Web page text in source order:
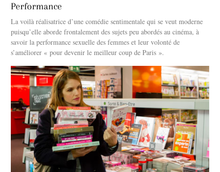
Performance
La voilà réalisatrice d’une comédie sentimentale qui se veut moderne
puisqu’elle aborde frontalement des sujets peu abordés au cinéma, à
savoir la performance sexuelle des femmes et leur volonté de
s’améliorer « pour devenir le meilleur coup de Paris ».